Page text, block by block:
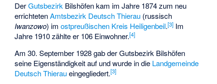
DerGutsbezirk Bilshöfen kam im Jahre 1874 zum neu
errichtetenAmtsbezirk Deutsch Thierau (russisch
Iwanzowo) imostpreußischen Kreis Heiligenbeil.[3] Im
Jahre 1910 zählte er 106 Einwohner.[4]
Am 30. September 1928 gab der Gutsbezirk Bilshöfen
seine Eigenständigkeit auf und wurde in die Landgemeinde
Deutsch Thieraueingegliedert.[3]